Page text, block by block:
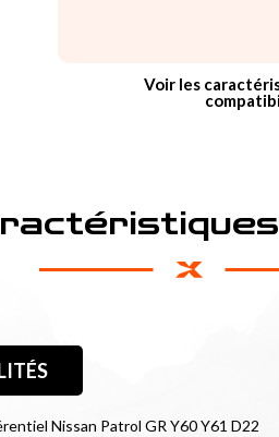
Voir les
Nissan Patrol GR Y60 Y61 D22